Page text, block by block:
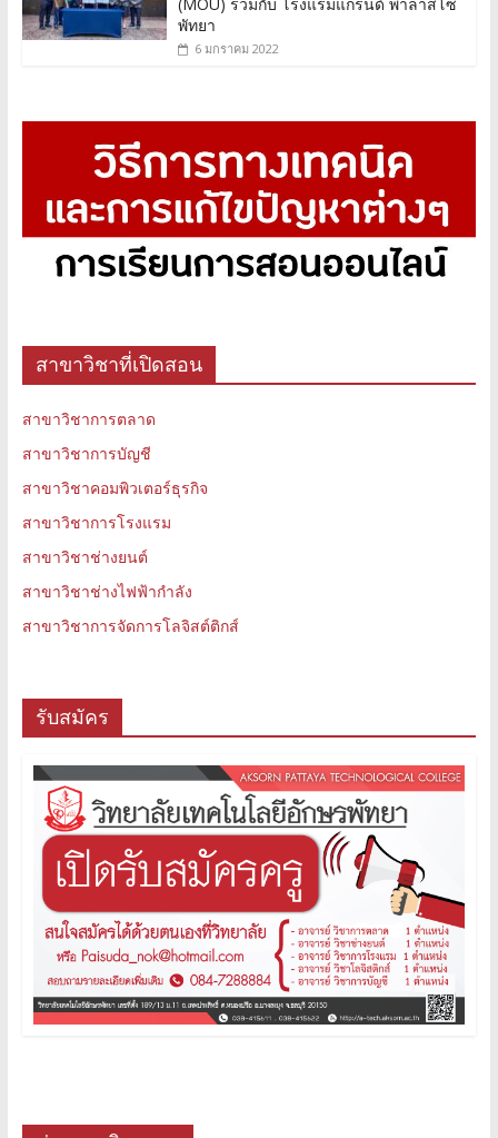
พัทยา
6 มกราคม 2022
สาขาวิชาที่เปิดสอน
สาขาวิชาการตลาด
สาขาวิชาการบัญชี
สาขาวิชาคอมพิวเตอร์ธุรกิจ
สาขาวิชาการโรงแรม
สาขาวิชาช่างยนต์
สาขาวิชาช่างไฟฟ้ากำลัง
สาขาวิชาการจัดการโลจิสต์ติกส์
รับสมัคร